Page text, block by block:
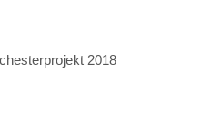
2018